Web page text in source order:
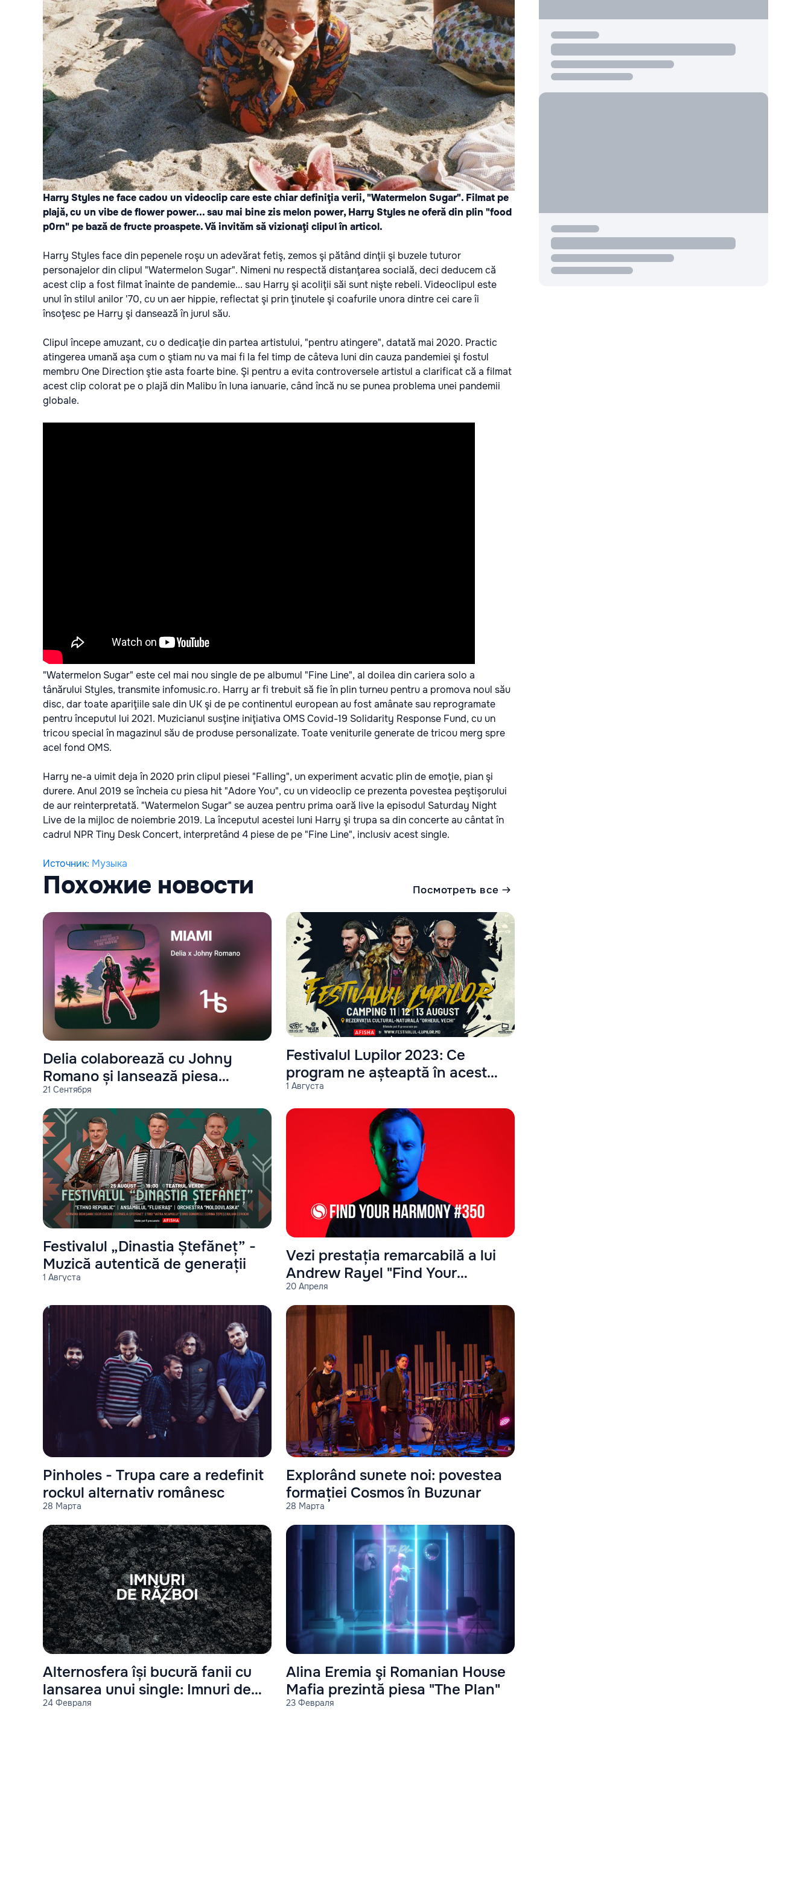
Harry Styles ne face cadou un videoclip care este chiar definiţia verii, "Watermelon Sugar". Filmat pe
plajă, cu un vibe de flower power... sau mai bine zis melon power, Harry Styles ne oferă din plin "food
p0rn" pe bază de fructe proaspete. Vă invităm să vizionaţi clipul în articol.
Harry Styles face din pepenele roşu un adevărat fetiş, zemos şi pătând dinţii şi buzele tuturor
personajelor din clipul "Watermelon Sugar". Nimeni nu respectă distanţarea socială, deci deducem că
acest clip a fost filmat înainte de pandemie... sau Harry şi acoliţii săi sunt nişte rebeli. Videoclipul este
unul în stilul anilor '70, cu un aer hippie, reflectat şi prin ţinutele şi coafurile unora dintre cei care îi
însoţesc pe Harry şi dansează în jurul său.
Clipul începe amuzant, cu o dedicaţie din partea artistului, "pentru atingere", datată mai 2020. Practic
atingerea umană aşa cum o ştiam nu va mai fi la fel timp de câteva luni din cauza pandemiei şi fostul
membru One Direction ştie asta foarte bine. Şi pentru a evita controversele artistul a clarificat că a filmat
acest clip colorat pe o plajă din Malibu în luna ianuarie, când încă nu se punea problema unei pandemii
globale.
"Watermelon Sugar" este cel mai nou single de pe albumul "Fine Line", al doilea din cariera solo a
tânărului Styles, transmite infomusic.ro. Harry ar fi trebuit să fie în plin turneu pentru a promova noul său
disc, dar toate apariţiile sale din UK şi de pe continentul european au fost amânate sau reprogramate
pentru începutul lui 2021. Muzicianul susţine iniţiativa OMS Covid-19 Solidarity Response Fund, cu un
tricou special în magazinul său de produse personalizate. Toate veniturile generate de tricou merg spre
acel fond OMS.
Harry ne-a uimit deja în 2020 prin clipul piesei "Falling", un experiment acvatic plin de emoţie, pian şi
durere. Anul 2019 se încheia cu piesa hit "Adore You", cu un videoclip ce prezenta povestea peştişorului
de aur reinterpretată. "Watermelon Sugar" se auzea pentru prima oară live la episodul Saturday Night
Live de la mijloc de noiembrie 2019. La începutul acestei luni Harry şi trupa sa din concerte au cântat în
cadrul NPR Tiny Desk Concert, interpretând 4 piese de pe "Fine Line", inclusiv acest single.
Источник: Музыка
Похожие новости Посмотреть все
21 Сентября
Delia colaborează cu Johny
Romano și lansează piesa
"Miami"
1 Августа
Festivalul Lupilor 2023: Ce
program ne așteaptă în acest
an?
1 Августа
Festivalul „Dinastia Ștefăneț” -
Muzică autentică de generații
20 Апреля
Vezi prestația remarcabilă a lui
Andrew Rayel "Find Your
Harmony #350"
28 Марта
Pinholes - Trupa care a redefinit
rockul alternativ românesc
28 Марта
Explorând sunete noi: povestea
formației Cosmos în Buzunar
24 Февраля
Alternosfera își bucură fanii cu
lansarea unui single: Imnuri de
război
23 Февраля
Alina Eremia şi Romanian House
Mafia prezintă piesa "The Plan"